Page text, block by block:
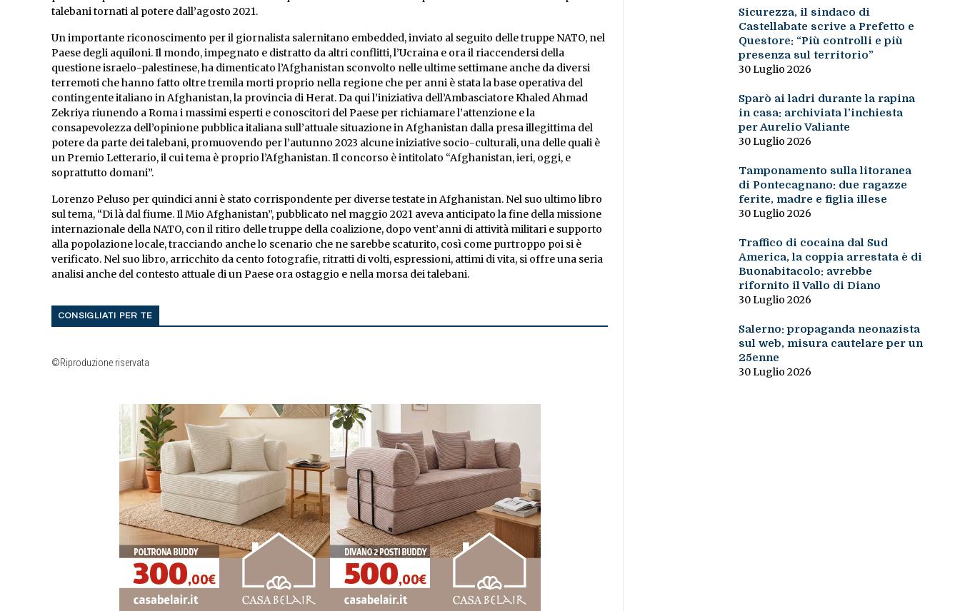
talebani tornati al potere dall’agosto 2021.
Un importante riconoscimento per il giornalista salernitano embedded, inviato al seguito delle truppe NATO, nel
Paese degli aquiloni. Il mondo, impegnato e distratto da altri conflitti, l’Ucraina e ora il riaccendersi della
questione israelo-palestinese, ha dimenticato l’Afghanistan sconvolto nelle ultime settimane anche da diversi
terremoti che hanno fatto oltre tremila morti proprio nella regione che per anni è stata la base operativa del
contingente italiano in Afghanistan, la provincia di Herat. Da qui l’iniziativa dell’Ambasciatore Khaled Ahmad
Zekriya riunendo a Roma i massimi esperti e conoscitori del Paese per richiamare l’attenzione e la
consapevolezza dell’opinione pubblica italiana sull’attuale situazione in Afghanistan dalla presa illegittima del
potere da parte dei talebani, promuovendo per l’autunno 2023 alcune iniziative socio-culturali, una delle quali è
un Premio Letterario, il cui tema è proprio l’Afghanistan. Il concorso è intitolato “Afghanistan, ieri, oggi, e
soprattutto domani”.
Lorenzo Peluso per quindici anni è stato corrispondente per diverse testate in Afghanistan. Nel suo ultimo libro
sul tema, “Di là dal fiume. Il Mio Afghanistan”, pubblicato nel maggio 2021 aveva anticipato la fine della missione
internazionale della NATO, con il ritiro delle truppe della coalizione, dopo vent’anni di attività militari e supporto
alla popolazione locale, tracciando anche lo scenario che ne sarebbe scaturito, così come purtroppo poi si è
verificato. Nel suo libro, arricchito da cento fotografie, ritratti di volti, espressioni, attimi di vita, si offre una seria
analisi anche del contesto attuale di un Paese ora ostaggio e nella morsa dei talebani.
CONSIGLIATI PER TE
©Riproduzione riservata
Sicurezza, il sindaco di
Castellabate scrive a Prefetto e
Questore: “Più controlli e più
presenza sul territorio”
30 Luglio 2026
Sparò ai ladri durante la rapina
in casa: archiviata l’inchiesta
per Aurelio Valiante
30 Luglio 2026
Tamponamento sulla litoranea
di Pontecagnano: due ragazze
ferite, madre e figlia illese
30 Luglio 2026
Traffico di cocaina dal Sud
America, la coppia arrestata è di
Buonabitacolo: avrebbe
rifornito il Vallo di Diano
30 Luglio 2026
Salerno: propaganda neonazista
sul web, misura cautelare per un
25enne
30 Luglio 2026